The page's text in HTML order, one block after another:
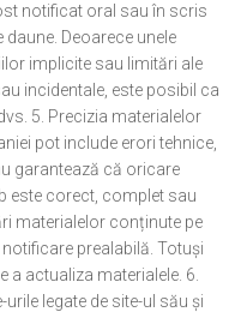
notificat oral sau în scris
Deoarece unele
implicite sau limitări ale
incidentale, este posibil ca
5. Precizia materialelor
pot include erori tehnice,
garantează că oricare
este corect, complet sau
materialelor conținute pe
prealabilă. Totuși
a actualiza materialele. 6.
urile legate de site-ul său și